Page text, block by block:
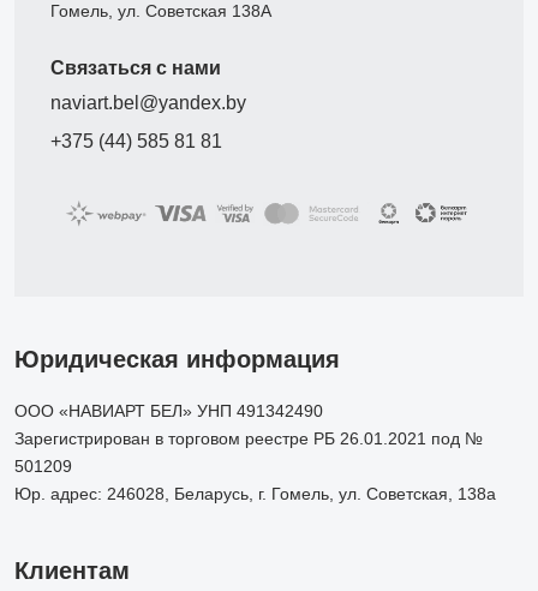
Гомель, ул. Советская 138А
Связаться с нами
naviart.bel@yandex.by
+375 (44) 585 81 81
Юридическая информация
ООО «НАВИАРТ БЕЛ» УНП 491342490
Зарегистрирован в торговом реестре РБ 26.01.2021 под №
501209
Юр. адрес: 246028, Беларусь, г. Гомель, ул. Советская, 138а
Клиентам